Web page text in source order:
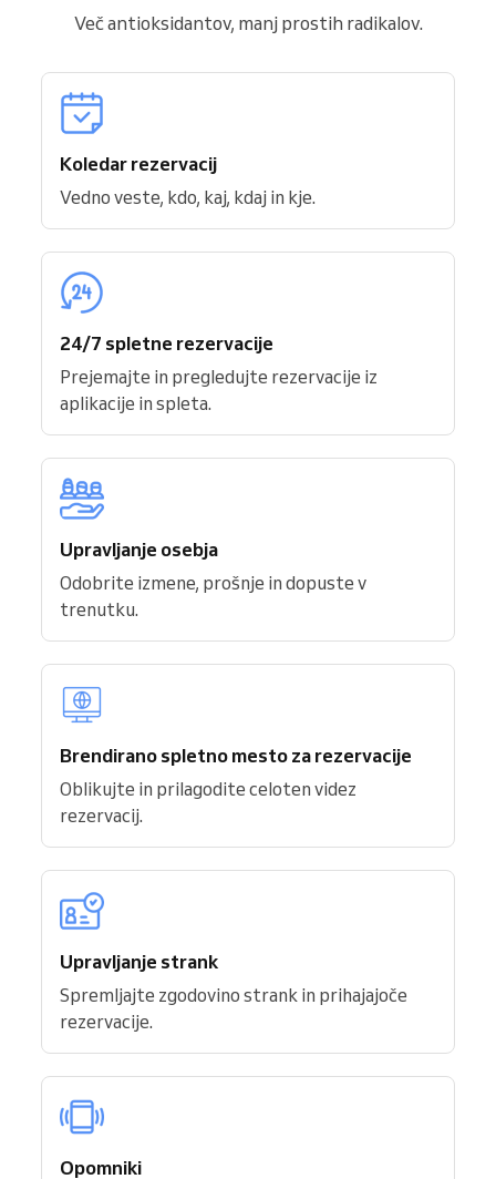
Več antioksidantov, manj prostih radikalov.
Koledar rezervacij
Vedno veste, kdo, kaj, kdaj in kje.
24/7 spletne rezervacije
Prejemajte in pregledujte rezervacije iz
aplikacije in spleta.
Upravljanje osebja
Odobrite izmene, prošnje in dopuste v
trenutku.
Brendirano spletno mesto za rezervacije
Oblikujte in prilagodite celoten videz
rezervacij.
Upravljanje strank
Spremljajte zgodovino strank in prihajajoče
rezervacije.
Opomniki